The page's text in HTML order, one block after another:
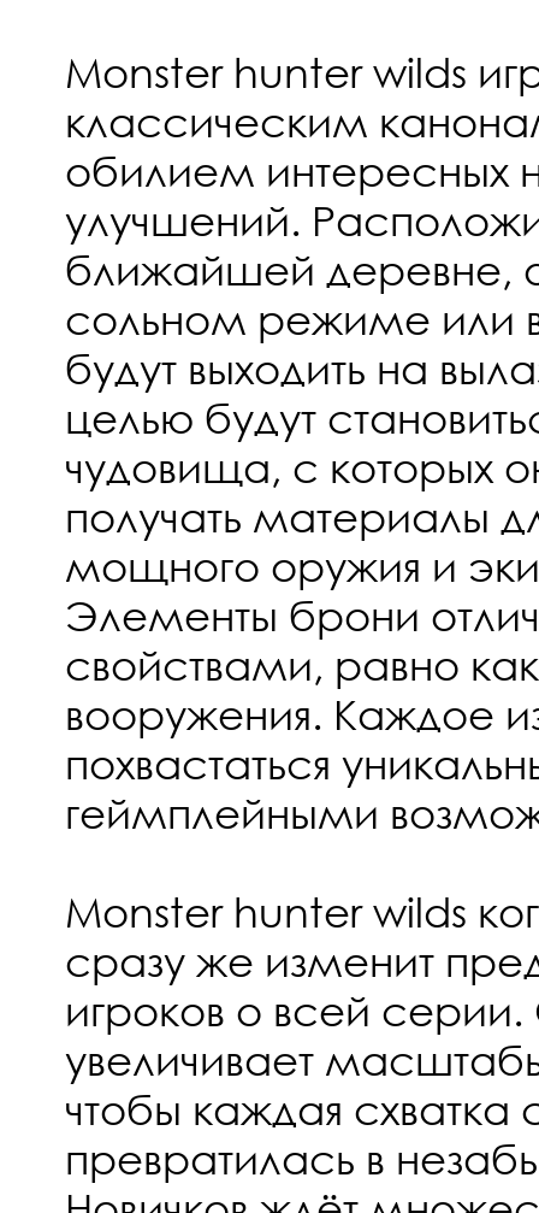
Monster hunter wilds
классическим
обилием интересных
улучшений.
ближайшей деревне,
сольном режиме или
будут выходить на
целью будут
чудовища, с которых
получать материалы
мощного оружия и
Элементы брони
свойствами, равно
вооружения. Каждое
похвастаться
геймплейными
Monster hunter wilds
сразу же изменит
игроков о всей
увеличивает
чтобы каждая
превратилась в